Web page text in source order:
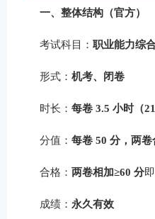
一、整体结构（官方）
考试科目： 职业能力综
形式： 机考、闭卷
时长： 每卷 3.5 小时（
分值： 每卷 50 分，两卷
合格： 两卷相加≥60 分
成绩： 永久有效